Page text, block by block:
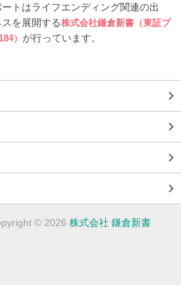
ートはライフエンディング関連の出
を展開する株式会社鎌倉新書（東証プ
） が行っています。
© 2026 株式会社 鎌倉新書